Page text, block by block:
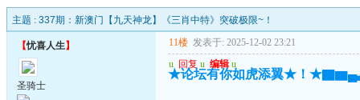
主题 : 337期：新澳门【九天神龙】《三肖中特》突破极限~！
【忧喜人生】
圣骑士
11楼 发表于: 2025-12-02 23:21
u 回复 u 编辑 u
★论坛有你如虎添翼★！